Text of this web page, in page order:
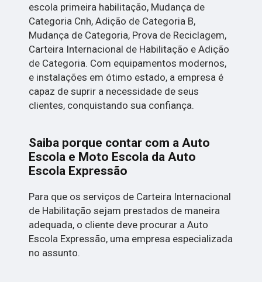
escola primeira habilitação, Mudança de
Categoria Cnh, Adição de Categoria B,
Mudança de Categoria, Prova de Reciclagem,
Carteira Internacional de Habilitação e Adição
de Categoria. Com equipamentos modernos,
e instalações em ótimo estado, a empresa é
capaz de suprir a necessidade de seus
clientes, conquistando sua confiança.
Saiba porque contar com a Auto
Escola e Moto Escola da Auto
Escola Expressão
Para que os serviços de Carteira Internacional
de Habilitação sejam prestados de maneira
adequada, o cliente deve procurar a Auto
Escola Expressão, uma empresa especializada
no assunto.